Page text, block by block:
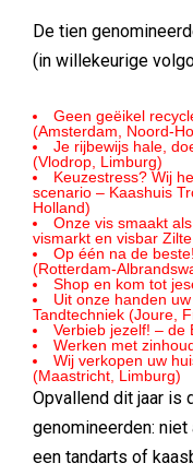
De tien
(in willekeurige
Geen geëikel
(Amsterdam, Noord-
Je rijbewijs hale,
(Vlodrop, Limburg)
Keuzestress? Wij
scenario – Kaashuis
Holland)
Onze vis smaakt
vismarkt en visbar
Op één na de
(Rotterdam-
Shop en kom tot
Uit onze handen
Tandtechniek (Joure,
Verbieb jezelf! – de
Werken met
Wij verkopen uw
(Maastricht, Limburg)
Opvallend dit jaar is
genomineerden:
een tandarts of